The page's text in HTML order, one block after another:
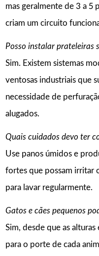
mas geralmente de 3 a 5
criam um circuito
Posso instalar prateleiras
Sim. Existem sistemas
ventosas industriais que
necessidade de
alugados.
Quais cuidados devo ter
Use panos úmidos e
fortes que possam irritar
para lavar regularmente.
Gatos e cães pequenos
Sim, desde que as alturas
para o porte de cada